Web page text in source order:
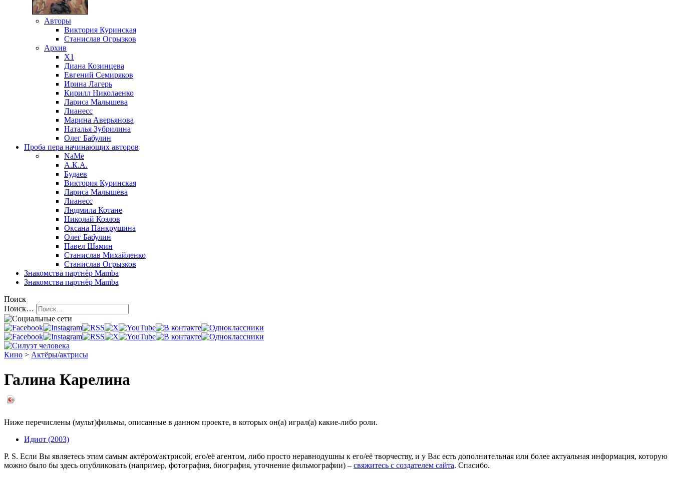
Авторы
Виктория Куринская
Станислав Огрызков
Архив
X1
Диана Козинцева
Евгений Семиряков
Ирина Лагерь
Кирилл Николаенко
Лариса Малышева
Лианесс
Марина Аверьянова
Наталья Зубрилина
Олег Бабулин
Проба пера начинающих авторов
NaMe
А.К.А.
Будаев
Виктория Куринская
Лариса Малышева
Лианесс
Людмила Котане
Николай Козлов
Оксана Панкрушина
Олег Бабулин
Павел Шамин
Станислав Михайленко
Станислав Огрызков
Знакомства партнёр Mamba
Знакомства партнёр Mamba
Поиск
Поиск…
Кино > Актёры/актрисы
Галина Карелина
Ниже перечислены (мульт)фильмы, описанные в данном проекте, в которых он(а) играл(а) какие-либо роли.
Идиот (2003)
P. S. Если Вы являетесь этим самым актёром/актрисой, его/её агентом, либо просто неравнодушны к его/её творчеству, и у Вас есть дополнительная или более актуальная информация, которую
можно было бы здесь опубликовать (например, фотография, биография, уточнение фильмографии) – свяжитесь с создателем сайта. Спасибо.